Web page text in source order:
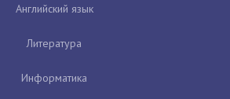
Английский язык
Литература
Информатика